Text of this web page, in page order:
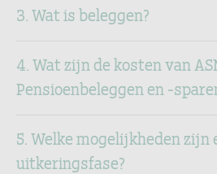
3. Wat is beleggen?
4. Wat zijn de kosten van
Pensioenbeleggen en -
5. Welke mogelijkheden
uitkeringsfase?